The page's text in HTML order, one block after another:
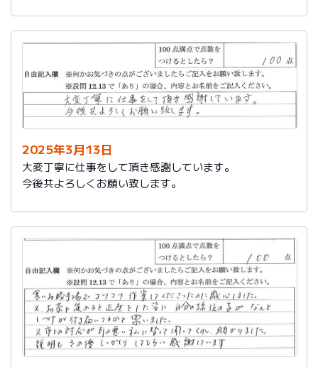
うと思いました。
2025年3月13日
大変丁寧に仕事をして頂き感謝しています。
今後共よろしくお願い致します。